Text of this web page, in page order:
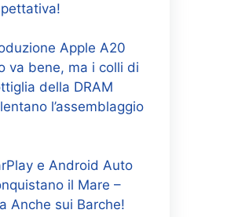
Apple A20
va bene, ma i colli di
della DRAM
l’assemblaggio
e Android Auto
il Mare –
Anche sui Barche!